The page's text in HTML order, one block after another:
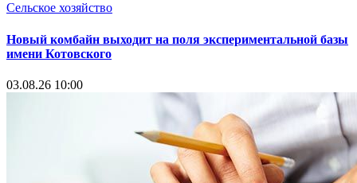
Сельское хозяйство
Новый комбайн выходит на поля экспериментальной базы
имени Котовского
03.08.26 10:00